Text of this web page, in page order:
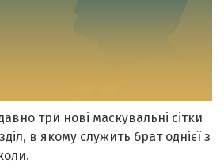
три нові маскувальні сітки
в якому служить брат однієї з